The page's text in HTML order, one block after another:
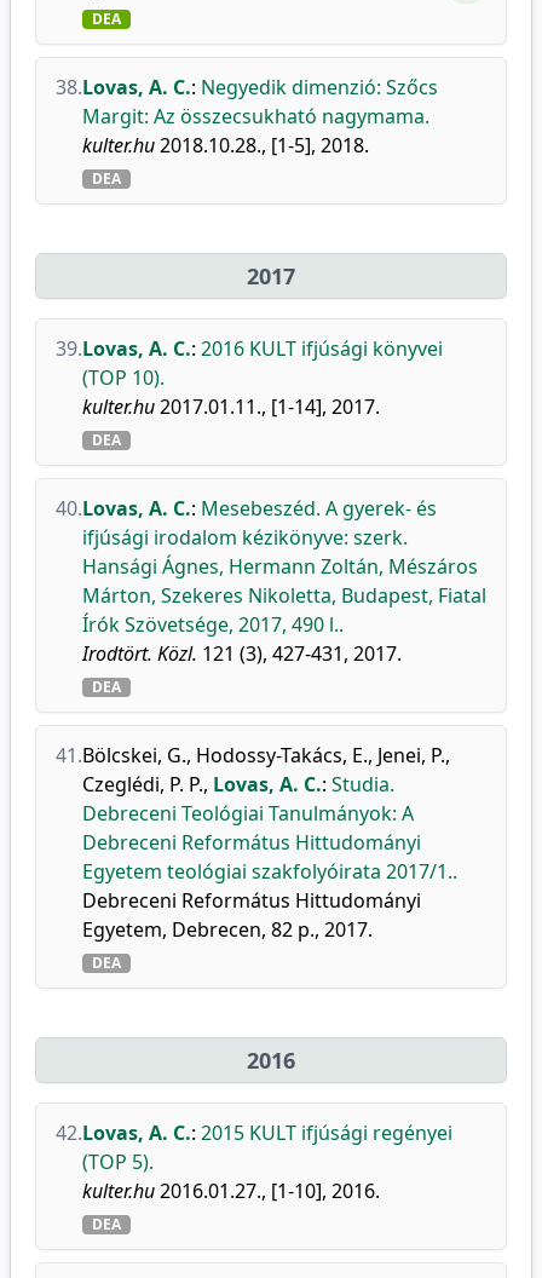
DEA
38.Lovas, A. C.: Negyedik dimenzió: Szőcs
Margit: Az összecsukható nagymama.
kulter.hu2018.10.28., [1-5], 2018.
DEA
2017
39.Lovas, A. C.: 2016 KULT ifjúsági könyvei
(TOP 10).
kulter.hu2017.01.11., [1-14], 2017.
DEA
40.Lovas, A. C.: Mesebeszéd. A gyerek- és
ifjúsági irodalom kézikönyve: szerk.
Hansági Ágnes, Hermann Zoltán, Mészáros
Márton, Szekeres Nikoletta, Budapest, Fiatal
Írók Szövetsége, 2017, 490 l..
Irodtört. Közl. 121 (3), 427-431, 2017.
DEA
41.Bölcskei, G., Hodossy-Takács, E., Jenei, P.,
Czeglédi, P. P., Lovas, A. C.: Studia.
Debreceni Teológiai Tanulmányok: A
Debreceni Református Hittudományi
Egyetem teológiai szakfolyóirata 2017/1..
Debreceni Református Hittudományi
Egyetem, Debrecen, 82 p., 2017.
DEA
2016
42.Lovas, A. C.: 2015 KULT ifjúsági regényei
(TOP 5).
kulter.hu2016.01.27., [1-10], 2016.
DEA